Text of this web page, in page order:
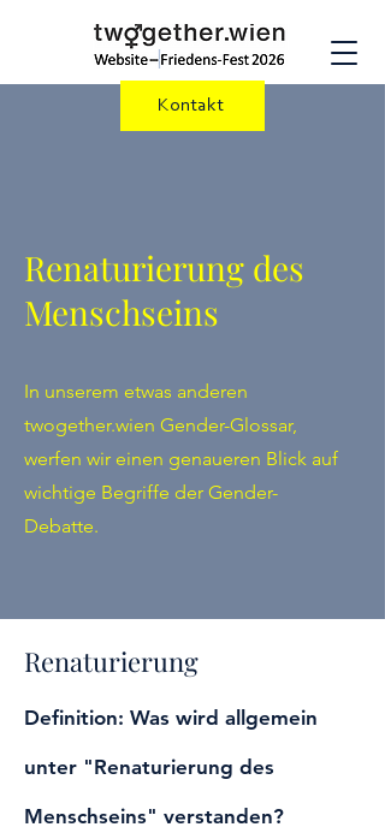
Kontakt
Renaturierung des
Menschseins
In unserem etwas anderen
twogether.wien Gender-Glossar,
werfen wir einen genaueren Blick auf
wichtige Begriffe der Gender-
Debatte.
Renaturierung
Definition: Was wird allgemein
unter "Renaturierung des
Menschseins" verstanden?